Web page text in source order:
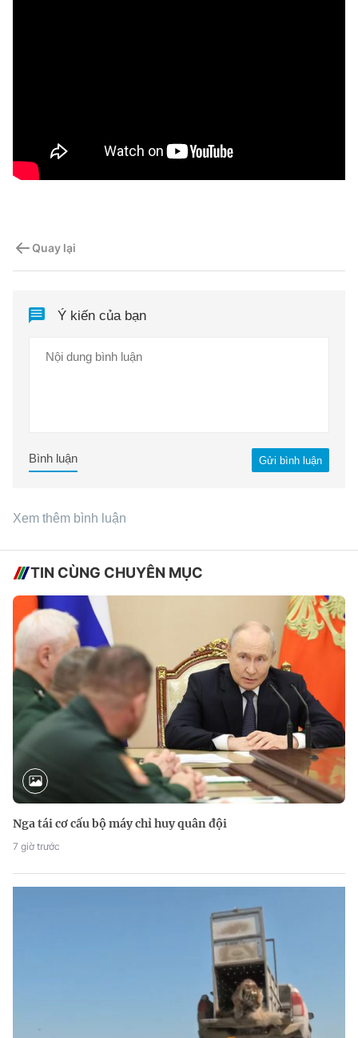
Quay lại
Ý kiến của bạn
Gửi bình luận
Bình luận
Xem thêm bình luận
TIN CÙNG CHUYÊN MỤC
Nga tái cơ cấu bộ máy chỉ huy quân đội
7 giờ trước